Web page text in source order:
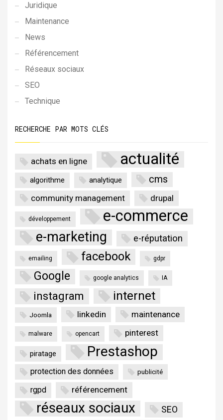
Juridique
Maintenance
News
Référencement
Réseaux sociaux
SEO
Technique
RECHERCHE PAR MOTS CLÉS
achats en ligne actualité
algorithme analytique cms
community management drupal
développement e-commerce
e-marketing e-réputation
emailing facebook gdpr
Google google analytics IA
instagram internet
Joomla linkedin maintenance
malware opencart pinterest
piratage Prestashop
protection des données publicité
rgpd référencement
réseaux sociaux SEO